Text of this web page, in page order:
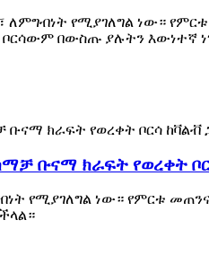
የሚያገለግል ነው።
በውስጡ ያሉትን እውነተኛ
ቡናማ ክራፍት የወረቀት
የሚያገለግል ነው። የምርቱ